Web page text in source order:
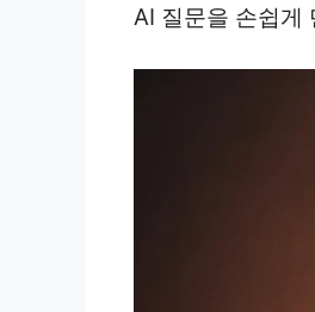
AI 질문을 손쉽게